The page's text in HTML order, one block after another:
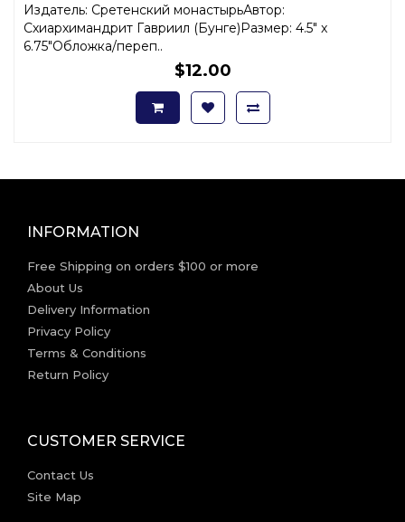
Издатель: Сретенский монастырьАвтор:
Схиархимандрит Гавриил (Бунге)Размер: 4.5" x
6.75"Обложка/переп..
$12.00
INFORMATION
Free Shipping on orders $100 or more
About Us
Delivery Information
Privacy Policy
Terms & Conditions
Return Policy
CUSTOMER SERVICE
Contact Us
Site Map